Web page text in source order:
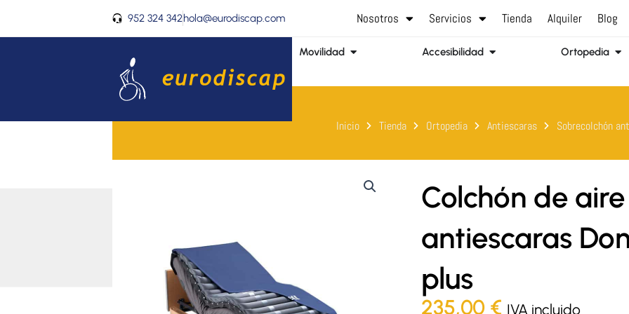
contenido
952 324 342hola@eurodiscap.com Nosotros Servicios Tienda Alquiler Blog
Movilidad Abrir Movilidad Accesibilidad Abrir AccesibilidadOrtopedia
Inicio Tienda Ortopedia Antiescaras Sobrecolchón
Colchón de aire
antiescaras
plus
235,00 € IVA incluido